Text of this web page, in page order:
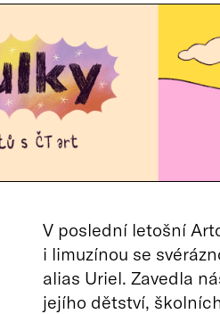
V poslední letošní
i limuzínou se
alias Uriel. Zavedla
jejího dětství,